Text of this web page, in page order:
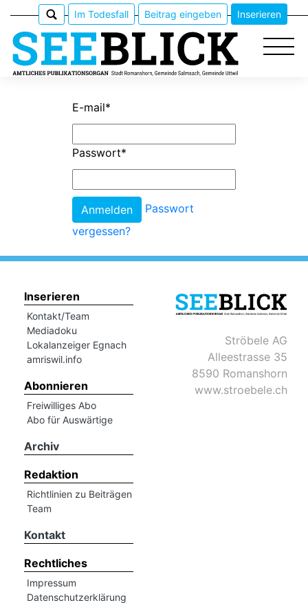
Veranstaltungen
Erlebnisführer
Romanshorn:
Mitteilungen
Im Todesfall Beitrag eingeben Inserieren
E-mail*
Passwort*
Passwort
vergessen?
Inserieren
Kontakt/Team
Mediadoku
Lokalanzeiger Egnach
amriswil.info
Abonnieren
Freiwilliges Abo
Abo für Auswärtige
Archiv
Redaktion
Richtlinien zu Beiträgen
Team
Kontakt
Rechtliches
Impressum
Datenschutzerklärung
Ströbele AG
Alleestrasse 35
8590 Romanshorn
www.stroebele.ch